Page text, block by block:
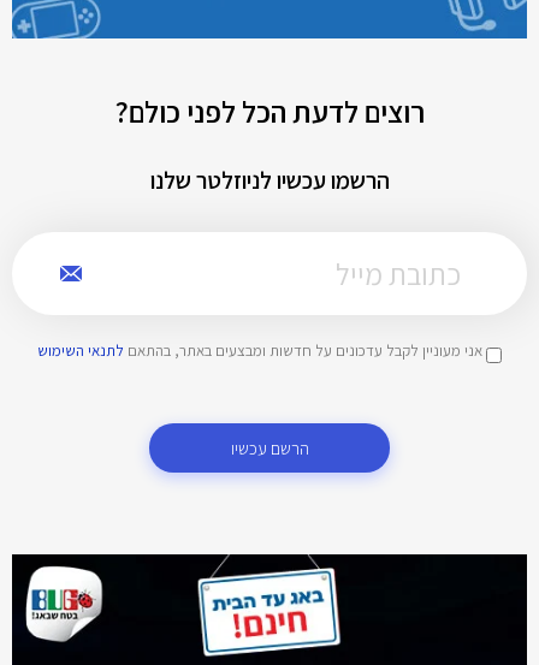
רוצים לדעת הכל לפני כולם?
הרשמו עכשיו לניוזלטר שלנו
אני מעוניין לקבל עדכונים על חדשות ומבצעים באתר, בהתאם לתנאי השימוש
הרשם עכשיו